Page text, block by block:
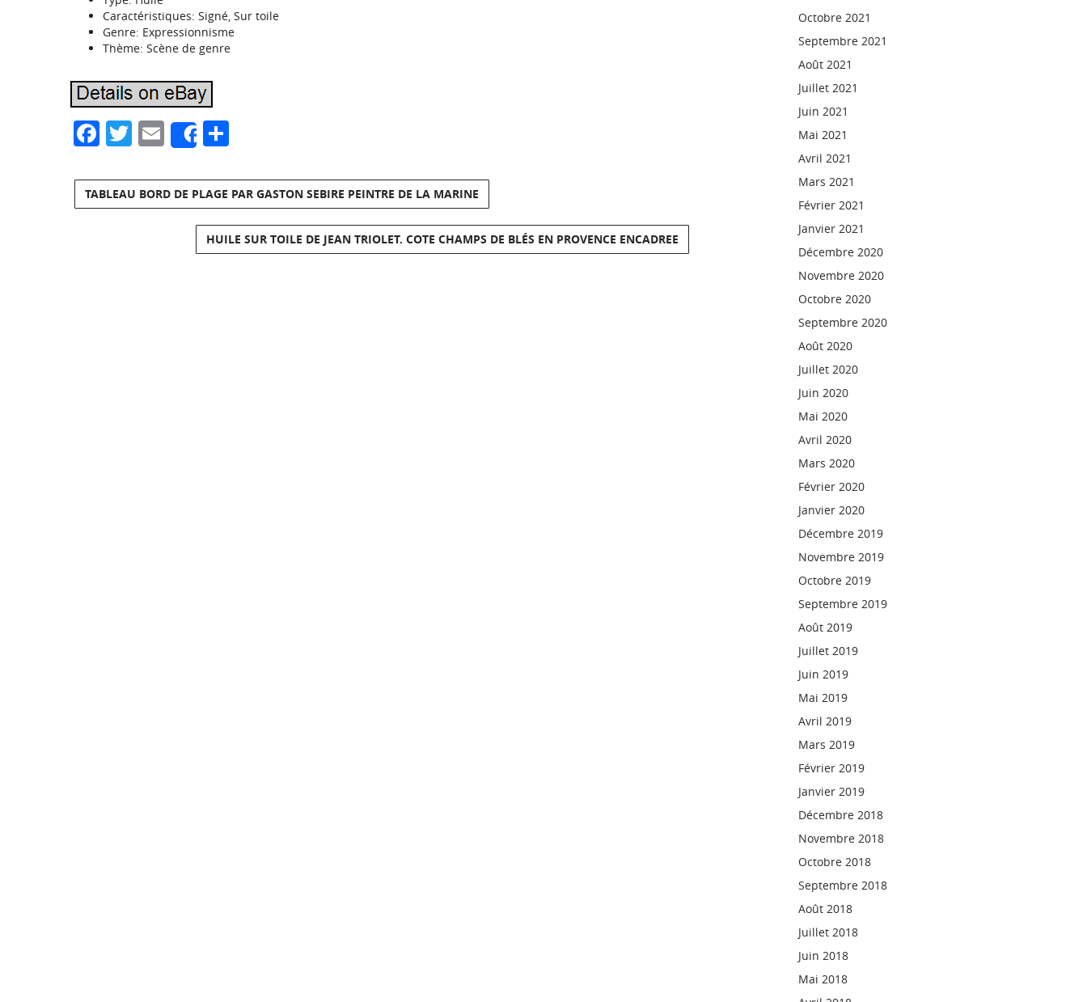
Caractéristiques: Signé, Sur toile
Genre: Expressionnisme
Thème: Scène de genre
Facebook
Twitter
Email
Share
TABLEAU BORD DE PLAGE PAR GASTON SEBIRE PEINTRE DE LA MARINE
HUILE SUR TOILE DE JEAN TRIOLET. COTE CHAMPS DE BLÉS EN PROVENCE ENCADREE
Octobre 2021
Septembre 2021
Août 2021
Juillet 2021
Juin 2021
Mai 2021
Avril 2021
Mars 2021
Février 2021
Janvier 2021
Décembre 2020
Novembre 2020
Octobre 2020
Septembre 2020
Août 2020
Juillet 2020
Juin 2020
Mai 2020
Avril 2020
Mars 2020
Février 2020
Janvier 2020
Décembre 2019
Novembre 2019
Octobre 2019
Septembre 2019
Août 2019
Juillet 2019
Juin 2019
Mai 2019
Avril 2019
Mars 2019
Février 2019
Janvier 2019
Décembre 2018
Novembre 2018
Octobre 2018
Septembre 2018
Août 2018
Juillet 2018
Juin 2018
Mai 2018